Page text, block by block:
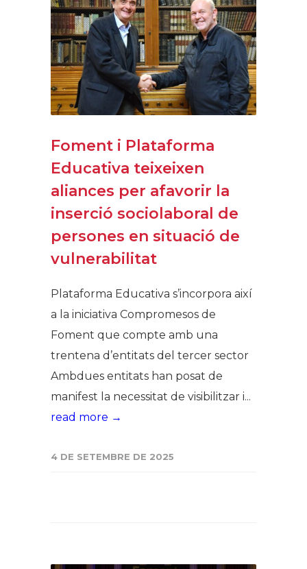
Foment i Plataforma
Educativa teixeixen
aliances per afavorir la
inserció sociolaboral de
persones en situació de
vulnerabilitat
Plataforma Educativa s’incorpora així
a la iniciativa Compromesos de
Foment que compte amb una
trentena d’entitats del tercer sector
Ambdues entitats han posat de
manifest la necessitat de visibilitzar i...
read more →
4 DE SETEMBRE DE 2025